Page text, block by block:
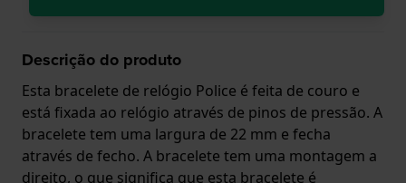
Descrição do produto
Esta bracelete de relógio Police é feita de couro e
está fixada ao relógio através de pinos de pressão. A
bracelete tem uma largura de 22 mm e fecha
através de fecho. A bracelete tem uma montagem a
direito, o que significa que esta bracelete é